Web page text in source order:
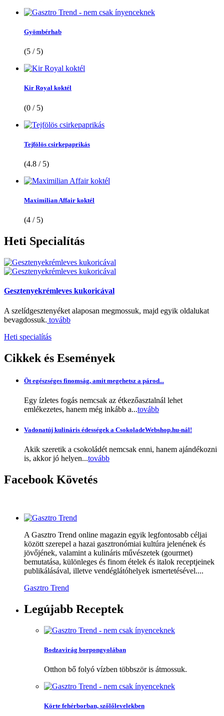
Gyömbérhab
(5 / 5)
Kir Royal koktél
(0 / 5)
Tejfölös csirkepaprikás
(4.8 / 5)
Maximilian Affair koktél
(4 / 5)
Heti Specialítás
Gesztenyekrémleves kukoricával
A szelídgesztenyéket alaposan megmossuk, majd egyik oldalukat
bevagdossuk. tovább
Heti specialítás
Cikkek és Események
Öt egészséges finomság, amit megehetsz a párod...
Egy ízletes fogás nemcsak az étkezőasztalnál lehet
emlékezetes, hanem még inkább a...tovább
Vadonatúj kulináris édességek a CsokoladeWebshop.hu-nál!
Akik szeretik a csokoládét nemcsak enni, hanem ajándékozni
is, akkor jó helyen...tovább
Facebook Követés
A Gasztro Trend online magazin egyik legfontosabb céljai
között szerepel a hazai gasztronómiai kultúra jelenének és
jövőjének, valamint a kulináris művészetek (gourmet)
bemutatása, különleges és finom ételek és italok receptjeinek
publikálásával, illetve vendéglátóhelyek ismertetésével....
Gasztro Trend
Legújabb Receptek
Bodzavirág borpongyolában
Otthon bő folyó vízben többször is átmossuk.
Körte fehérborban, szőlőlevelekben